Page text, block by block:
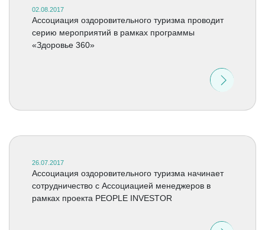
02.08.2017
Ассоциация оздоровительного туризма проводит
серию мероприятий в рамках программы
«Здоровье 360»
26.07.2017
Ассоциация оздоровительного туризма начинает
сотрудничество с Ассоциацией менеджеров в
рамках проекта PEOPLE INVESTOR